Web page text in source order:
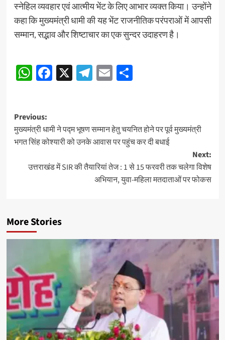
स्नेहिल व्यवहार एवं आत्मीय भेंट के लिए आभार व्यक्त किया। उन्होंने
कहा कि मुख्यमंत्री धामी की यह भेंट राजनीतिक परंपराओं में आपसी
सम्मान, सद्भाव और शिष्टाचार का एक सुन्दर उदाहरण है।
Post
navigation
WhatsApp
Facebook
X Telegram
EmailShare
Post
navigation
Previous:
मुख्यमंत्री धामी ने पद्म भूषण सम्मान हेतु चयनित होने पर पूर्व मुख्यमंत्री
भगत सिंह कोश्यारी को उनके आवास पर पहुंच कर दी बधाई
Next:
उत्तराखंड में SIR की तैयारियां तेज : 1 से 15 फरवरी तक चलेगा विशेष
अभियान, युवा-महिला मतदाताओं पर फोकस
More Stories